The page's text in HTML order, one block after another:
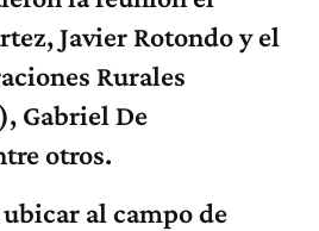
Javier Rotondo y el
Rurales
Gabriel De
otros.
al campo de